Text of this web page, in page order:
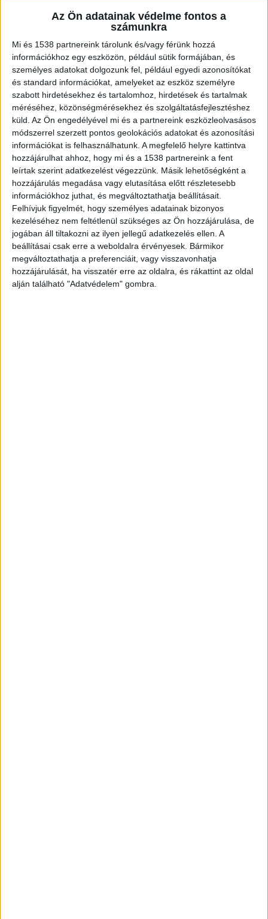
Az Ön adatainak védelme fontos a
számunkra
Mi és 1538 partnereink tárolunk és/vagy férünk hozzá
információkhoz egy eszközön, például sütik formájában, és
személyes adatokat dolgozunk fel, például egyedi azonosítókat
és standard információkat, amelyeket az eszköz személyre
szabott hirdetésekhez és tartalomhoz, hirdetések és tartalmak
méréséhez, közönségmérésekhez és szolgáltatásfejlesztéshez
küld. Az Ön engedélyével mi és a partnereink eszközleolvasásos
módszerrel szerzett pontos geolokációs adatokat és azonosítási
információkat is felhasználhatunk. A megfelelő helyre kattintva
hozzájárulhat ahhoz, hogy mi és a 1538 partnereink a fent
leírtak szerint adatkezelést végezzünk. Másik lehetőségként a
hozzájárulás megadása vagy elutasítása előtt részletesebb
információkhoz juthat, és megváltoztathatja beállításait.
Felhívjuk figyelmét, hogy személyes adatainak bizonyos
kezeléséhez nem feltétlenül szükséges az Ön hozzájárulása, de
jogában áll tiltakozni az ilyen jellegű adatkezelés ellen. A
beállításai csak erre a weboldalra érvényesek. Bármikor
megváltoztathatja a preferenciáit, vagy visszavonhatja
hozzájárulását, ha visszatér erre az oldalra, és rákattint az oldal
alján található "Adatvédelem" gombra.
Családi tragédia történt május 2-án este a
hajdú-bihari Hosszúpályiban. A nyomozás
szerint a gyanúsított olyan súlyosan
bántalmazta saját apját, hogy már nem
lehetett rajta segíteni. A rendőrök
őrizetbe vették a 30 éves férfit, a bíróság
pedig elrendelte letartóztatását.
Családi veszekedés tört ki
A férfi több családtagjába is belekötött május 2-
án este. Valakivel csak veszekedett, édesapját
viszont többször is megütötte, megrúgta.
Fékevesztett dühe akkor sem csillapodott,
amikor apja bordatörésre és erős fájdalomra
panaszkodott.A Kékvillogó legfrissebb híreit ide
kattintva éred el! A Facebookon már 342 ezernél